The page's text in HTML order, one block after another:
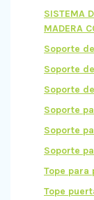
SISTEMA
MADERA
Soporte
Soporte
Soporte
Soporte
Soporte
Soporte
Tope para
Tope